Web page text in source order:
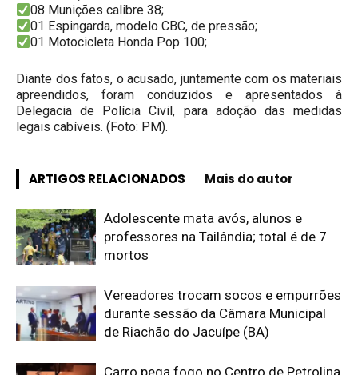
08 Munições calibre 38;
01 Espingarda, modelo CBC, de pressão;
01 Motocicleta Honda Pop 100;
Diante dos fatos, o acusado, juntamente com os materiais
apreendidos, foram conduzidos e apresentados à
Delegacia de Polícia Civil, para adoção das medidas
legais cabíveis. (Foto: PM).
ARTIGOS RELACIONADOS Mais do autor
Adolescente mata avós, alunos e
professores na Tailândia; total é de 7
mortos
Vereadores trocam socos e empurrões
durante sessão da Câmara Municipal
de Riachão do Jacuípe (BA)